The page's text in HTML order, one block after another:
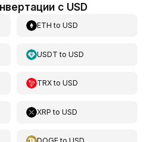
с USD
ETH toUSD
USDT toUSD
TRXtoUSD
XRP toUSD